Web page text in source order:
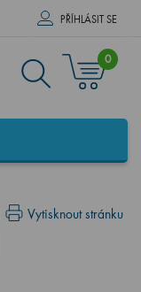
PŘÍHLÁSIT SE
0
Vytisknout stránku